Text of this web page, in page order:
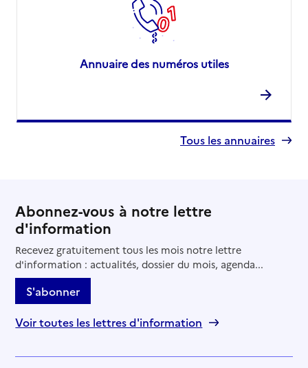
Annuaire des numéros utiles
Tous les annuaires
Abonnez-vous à notre lettre
d'information
Recevez gratuitement tous les mois notre lettre
d'information : actualités, dossier du mois, agenda...
S'abonner
Voir toutes les lettres d'information